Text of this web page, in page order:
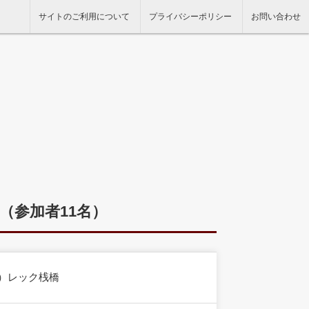
サイトのご利用について プライバシーポリシー お問い合わせ
参加者11名）
レック桟橋